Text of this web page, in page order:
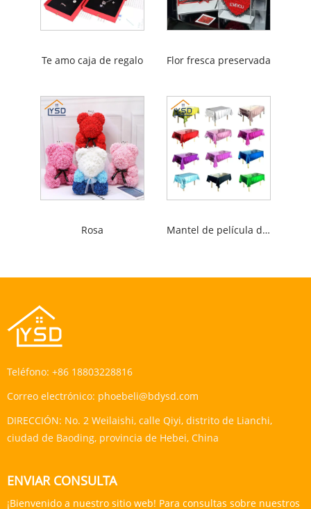
Te amo caja de regalo Flor fresca preservada
Rosa Mantel de película de aluminio
Teléfono: +86 18803228816
Correo electrónico: phoebeli@bdysd.com
DIRECCIÓN: No. 2 Weilaishi, calle Qiyi, distrito de Lianchi,
ciudad de Baoding, provincia de Hebei, China
ENVIAR CONSULTA
¡Bienvenido a nuestro sitio web! Para consultas sobre nuestros